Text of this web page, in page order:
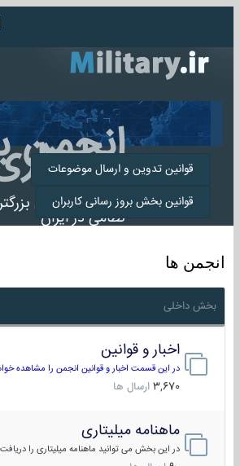
انجمن
میلیتاری
انجمن میلیتاری
نظامی در ایران
قوانین تدوین و ارسال موضوعات
قوانین بخش بروز رسانی کاربران
انجمن ها
بخش داخلی
اخبار و قوانین
در این قسمت اخبار و قوانین انجمن را مشاهده
3,670 ارسال ها
ماهنامه میلیتاری
در این بخش می توانید ماهنامه میلیتاری را دریافت